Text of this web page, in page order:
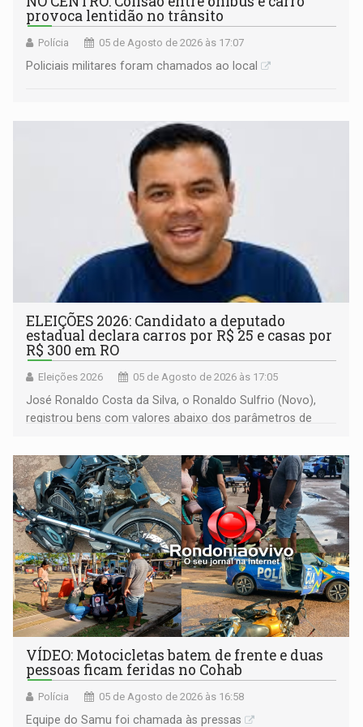
provoca lentidão no trânsito
Polícia 05 de Agosto de 2026 às 17:07
Policiais militares foram chamados ao local
ELEIÇÕES 2026: Candidato a deputado
estadual declara carros por R$ 25 e casas por
R$ 300 em RO
Eleições 2026 05 de Agosto de 2026 às 17:05
José Ronaldo Costa da Silva, o Ronaldo Sulfrio (Novo),
registrou bens com valores abaixo dos parâmetros de
milhões
VÍDEO: Motocicletas batem de frente e duas
pessoas ficam feridas no Cohab
Polícia 05 de Agosto de 2026 às 16:58
Equipe do Samu foi chamada às pressas